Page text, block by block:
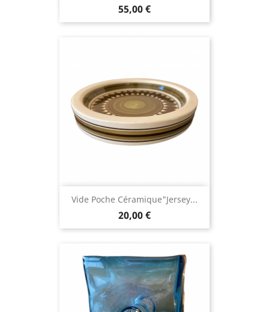
55,00 €
Vide Poche Céramique"jersey...
20,00 €